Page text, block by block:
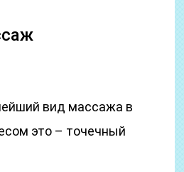
вид массажа в
это – точечный